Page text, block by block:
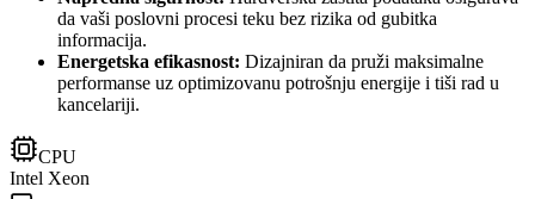
da vaši poslovni procesi teku bez rizika od gubitka
informacija.
Energetska efikasnost: Dizajniran da pruži maksimalne
performanse uz optimizovanu potrošnju energije i tiši rad u
kancelariji.
CPU
Intel Xeon